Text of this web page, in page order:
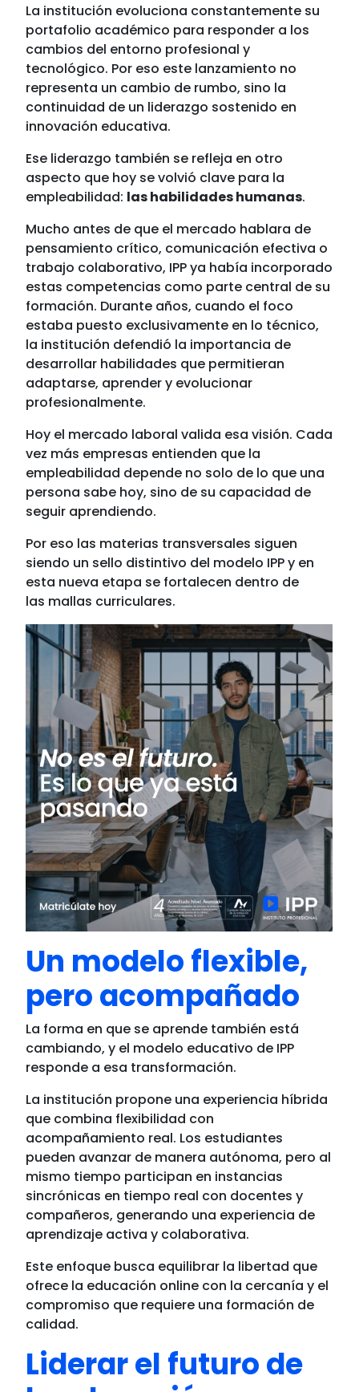
La institución evoluciona constantemente su
portafolio académico para responder a los
cambios del entorno profesional y
tecnológico. Por eso este lanzamiento no
representa un cambio de rumbo, sino la
continuidad de un liderazgo sostenido en
innovación educativa.
Ese liderazgo también se refleja en otro
aspecto que hoy se volvió clave para la
empleabilidad: las habilidades humanas.
Mucho antes de que el mercado hablara de
pensamiento crítico, comunicación efectiva o
trabajo colaborativo, IPP ya había incorporado
estas competencias como parte central de su
formación. Durante años, cuando el foco
estaba puesto exclusivamente en lo técnico,
la institución defendió la importancia de
desarrollar habilidades que permitieran
adaptarse, aprender y evolucionar
profesionalmente.
Hoy el mercado laboral valida esa visión. Cada
vez más empresas entienden que la
empleabilidad depende no solo de lo que una
persona sabe hoy, sino de su capacidad de
seguir aprendiendo.
Por eso las materias transversales siguen
siendo un sello distintivo del modelo IPP y en
esta nueva etapa se fortalecen dentro de
las mallas curriculares.
Un modelo flexible,
pero acompañado
La forma en que se aprende también está
cambiando, y el modelo educativo de IPP
responde a esa transformación.
La institución propone una experiencia híbrida
que combina flexibilidad con
acompañamiento real. Los estudiantes
pueden avanzar de manera autónoma, pero al
mismo tiempo participan en instancias
sincrónicas en tiempo real con docentes y
compañeros, generando una experiencia de
aprendizaje activa y colaborativa.
Este enfoque busca equilibrar la libertad que
ofrece la educación online con la cercanía y el
compromiso que requiere una formación de
calidad.
Liderar el futuro de